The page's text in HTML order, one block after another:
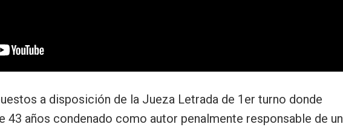
a disposición de la Jueza Letrada de 1er turno donde
43 años condenado como autor penalmente responsable de un